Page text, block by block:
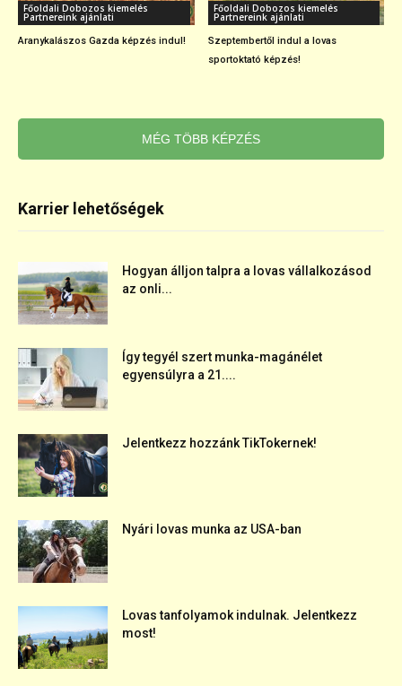
Főoldali Dobozos kiemelés
Partnereink ajánlati
Aranykalászos Gazda képzés indul!
Főoldali Dobozos kiemelés
Partnereink ajánlati
Szeptembertől indul a lovas
sportoktató képzés!
MÉG TÖBB KÉPZÉS
Karrier lehetőségek
Hogyan álljon talpra a lovas vállalkozásod
az onli...
Így tegyél szert munka-magánélet
egyensúlyra a 21....
Jelentkezz hozzánk TikTokernek!
Nyári lovas munka az USA-ban
Lovas tanfolyamok indulnak. Jelentkezz
most!